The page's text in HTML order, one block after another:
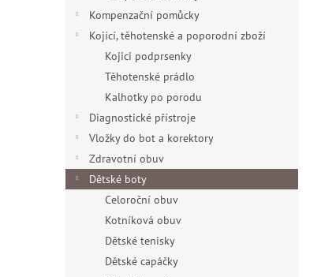
Kompenzační pomůcky
Kojící, těhotenské a poporodní zboží
Kojici podprsenky
Těhotenské prádlo
Kalhotky po porodu
Diagnostické přístroje
Vložky do bot a korektory
Zdravotní obuv
Dětské boty
Celoroční obuv
Kotníková obuv
Dětské tenisky
Dětské capáčky